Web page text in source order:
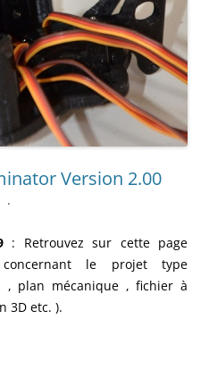
Version 2.00
.
: Retrouvez sur cette page
concernant le projet type
, plan mécanique , fichier à
3D etc. ).